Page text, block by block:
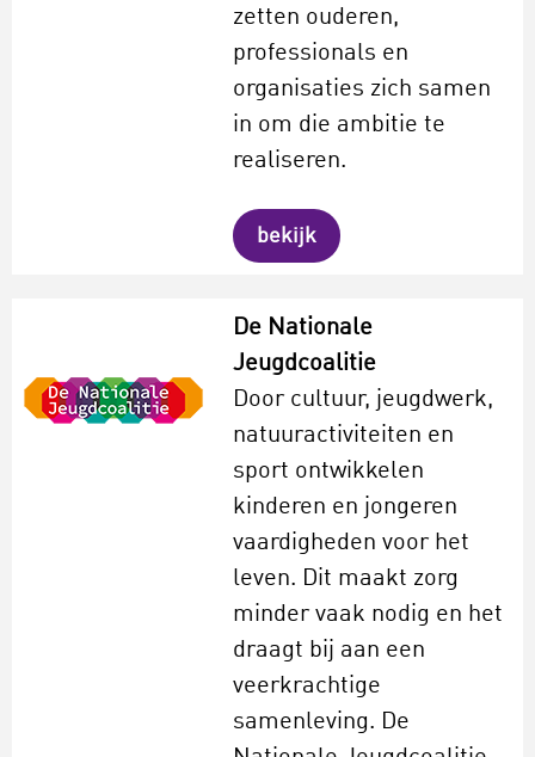
zetten ouderen,
professionals en
organisaties zich samen
in om die ambitie te
realiseren.
bekijk
De Nationale
Jeugdcoalitie
Door cultuur, jeugdwerk,
natuuractiviteiten en
sport ontwikkelen
kinderen en jongeren
vaardigheden voor het
leven. Dit maakt zorg
minder vaak nodig en het
draagt bij aan een
veerkrachtige
samenleving. De